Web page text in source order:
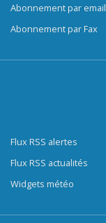
Abonnement par email
Abonnement par Fax
Flux RSS alertes
Flux RSS actualités
Widgets météo